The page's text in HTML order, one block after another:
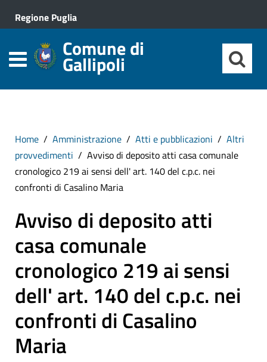
Regione Puglia
Comune di
Gallipoli
Home Amministrazione Atti e pubblicazioni
Altri
provvedimenti
Avviso di deposito atti casa comunale
cronologico 219 ai sensi dell' art. 140 del c.p.c. nei
confronti di Casalino Maria
Avviso di deposito atti
casa comunale
cronologico 219 ai sensi
dell' art. 140 del c.p.c. nei
confronti di Casalino
Maria